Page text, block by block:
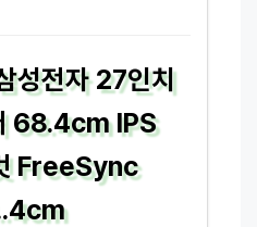
성전자 27인치
68.4cm IPS
FreeSync